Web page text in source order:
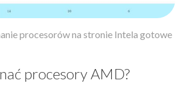
procesorów na stronie Intela gotowe
procesory AMD?